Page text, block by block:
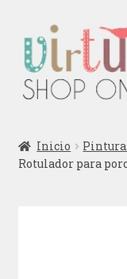
la
navegación
al
contenido
Podcast
Inicio
Rotulador para